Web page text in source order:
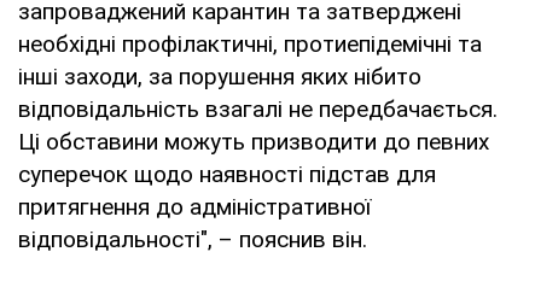
запроваджений карантин та затверджені
необхідні профілактичні, протиепідемічні та
інші заходи, за порушення яких нібито
відповідальність взагалі не передбачається.
Ці обставини можуть призводити до певних
суперечок щодо наявності підстав для
притягнення до адміністративної
відповідальності", – пояснив він.